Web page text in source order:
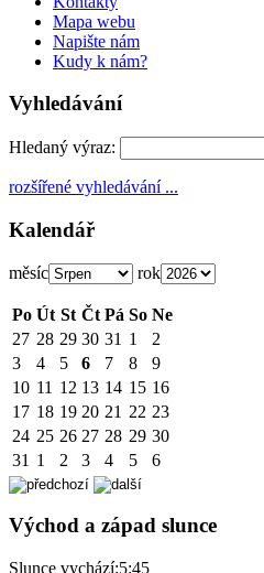
Mapa webu
Napište nám
Kudy k nám?
Vyhledávání
Hledaný výraz:
rozšířené vyhledávání ...
Kalendář
měsíc rok
Po Út St Čt Pá So Ne
27 28 29 30 31 1
2
3
4 5 6 7 8
9
10 11 12 13 14 15 16
17 18 19 20 21 22 23
24 25 26 27 28 29 30
31 1 2 3 4 5 6
Východ a západ slunce
Slunce vychází:5:45